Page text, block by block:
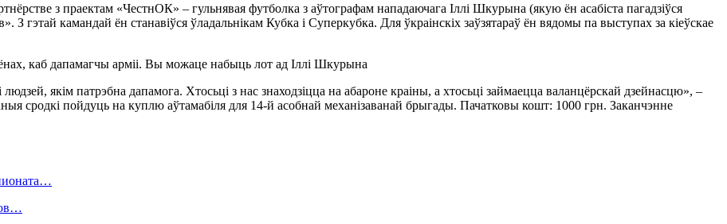
з праектам «ЧестнОК» – гульнявая футболка з аўтографам нападаючага Іллі Шкурына (якую ён асабіста пагадзіўся
З гэтай камандай ён станавіўся ўладальнікам Кубка і Суперкубка. Для ўкраінскіх заўзятараў ён вядомы па выступах за кіеўскае
якім патрэбна дапамога. Хтосьці з нас знаходзіцца на абароне краіны, а хтосьці займаецца валанцёрскай дзейнасцю», –
сродкі пойдуць на куплю аўтамабіля для 14-й асобнай механізаванай брыгады. Пачатковы кошт: 1000 грн. Заканчэнне